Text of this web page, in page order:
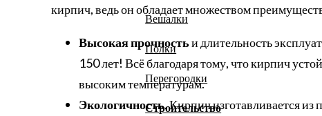
Вешалки
Полки
Перегородки
Строительство
кирпич, ведь он обладает множеством
Высокая прочностьи длительность
150 лет! Всё благодаря тому, что кирпич
высоким температурам.
Экологичность. Кирпич изготавливается